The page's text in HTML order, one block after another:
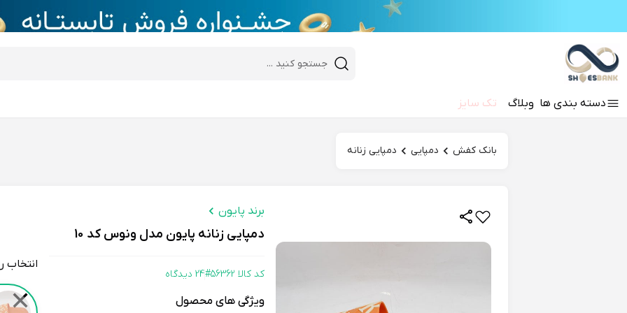
desktop header search
دسته‌ بندی‌ ها وبلاگ تک سایزHi there!
بانک کفش دمپایی دمپایی زنانه
برند پایون
دمپایی زنانه پایون مدل ونوس کد 10
کد کالا 56362# 24 دیدگاه
ویژگی های محصول
انتخاب
Color
✕